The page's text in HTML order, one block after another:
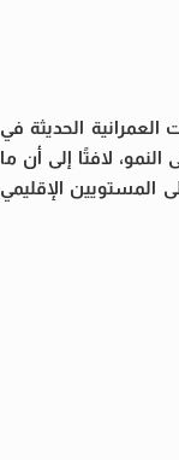
الحديثة في
لافتًا إلى أن ما
المستويين الإقليمي